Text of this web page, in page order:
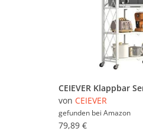
von CEIEVER
gefunden bei Amazon
79,89 €